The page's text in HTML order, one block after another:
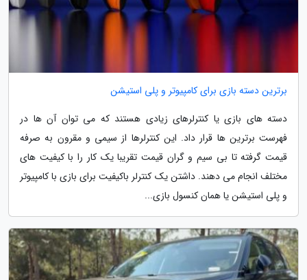
برترین دسته بازی برای کامپیوتر و پلی استیشن
دسته های بازی یا کنترلرهای زیادی هستند که می توان آن ها در
فهرست برترین ها قرار داد. این کنترلرها از سیمی و مقرون به صرفه
قیمت گرفته تا بی سیم و گران قیمت تقریبا یک کار را با کیفیت های
مختلف انجام می دهند. داشتن یک کنترلر باکیفیت برای بازی با کامپیوتر
و پلی استیشن یا همان کنسول بازی...